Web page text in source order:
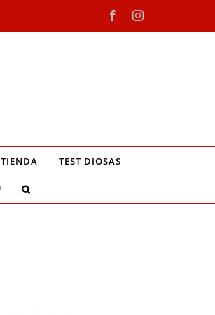
FacebookInstagram
TIENDA TEST DIOSAS